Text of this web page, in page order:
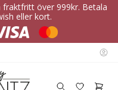
fraktfritt över 999kr. Betala
eller kort.